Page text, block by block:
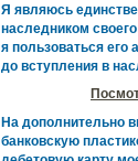
Я являюсь
наследником
я пользоваться его
до вступления в
На дополнительно
банковскую